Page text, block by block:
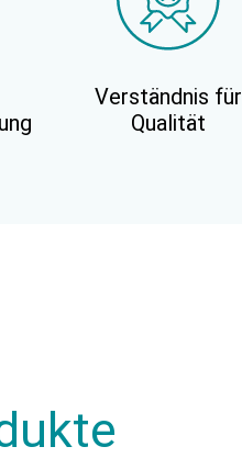
Verständnis für
Qualität